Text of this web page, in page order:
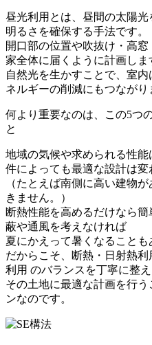
昼光利用とは、昼間の太陽
明るさを確保する手法です。
開口部の位置や吹抜け・高
家全体に届くように計画しま
自然光を生かすことで、室
ネルギーの削減にもつながり
何より重要なのは、この5つ
と
地域の気候や求められる性
件によっても最適な設計は変
（たとえば南側に高い建物
きません。）
断熱性能を高めるだけなら
蔽や通風を考えなければ
夏にかえって暑くなることも
だからこそ、断熱・日射熱
利用 のバランスを丁寧に整え
その土地に最適な計画を行
ンなのです。